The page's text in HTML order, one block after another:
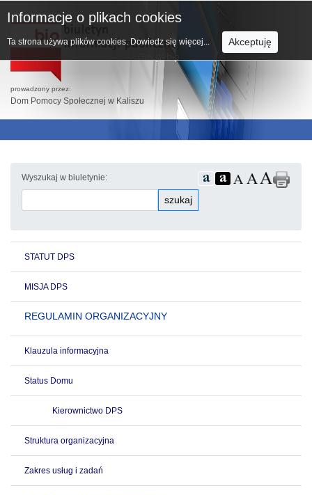
prowadzony przez:
Dom Pomocy Społecznej w Kaliszu
Wyszukaj w biuletynie:
szukaj
STATUT DPS
MISJA DPS
REGULAMIN ORGANIZACYJNY
Klauzula informacyjna
Status Domu
Kierownictwo DPS
Struktura organizacyjna
Zakres usług i zadań
Informacje o plikach cookies
Ta strona używa plików cookies. Dowiedz się więcej... Akceptuję